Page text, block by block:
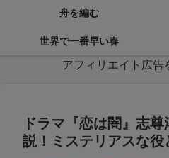
舟を編む
世界で一番早い春
アフィリエイト広告
ドラマ『恋は闇』志
説！ミステリアスな役